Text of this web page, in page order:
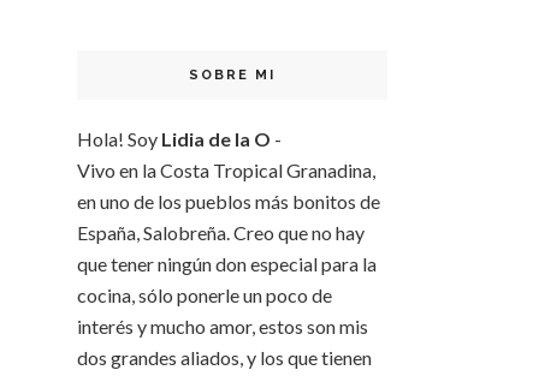
SOBRE MI
Hola! Soy Lidia de la O -
Vivo en la Costa Tropical Granadina,
en uno de los pueblos más bonitos de
España, Salobreña. Creo que no hay
que tener ningún don especial para la
cocina, sólo ponerle un poco de
interés y mucho amor, estos son mis
dos grandes aliados, y los que tienen